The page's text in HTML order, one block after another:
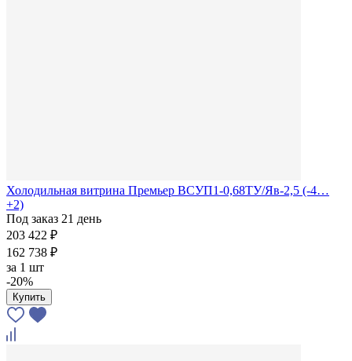
Холодильная витрина Премьер ВСУП1-0,68ТУ/Яв-2,5 (-4…
+2)
Под заказ 21 день
203 422 ₽
162 738 ₽
за 1 шт
-20%
Купить